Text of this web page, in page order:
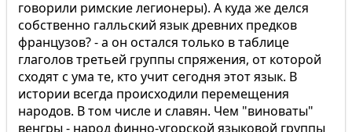
говорили римские легионеры). А куда же делся
собственно галльский язык древних предков
французов? - а он остался только в таблице
глаголов третьей группы спряжения, от которой
сходят с ума те, кто учит сегодня этот язык. В
истории всегда происходили перемещения
народов. В том числе и славян. Чем "виноваты"
венгры - народ финно-угорской языковой группы